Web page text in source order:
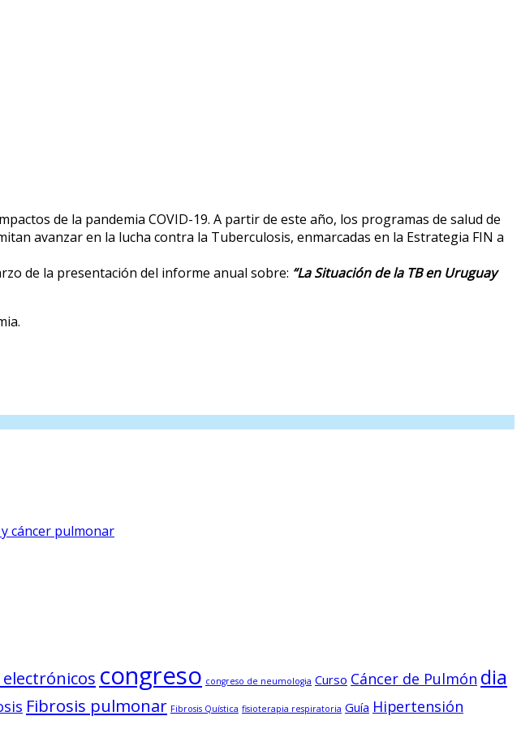
de la pandemia COVID-19. A partir de este año, los programas de salud de
avanzar en la lucha contra la Tuberculosis, enmarcadas en la Estrategia FIN a
de la presentación del informe anual sobre: “La Situación de la TB en Uruguay
cáncer pulmonar
congreso congreso de neumologia Curso Cáncer de Pulmón dia
Fibrosis pulmonar Fibrosis Quística fisioterapia respiratoria Guía Hipertensión